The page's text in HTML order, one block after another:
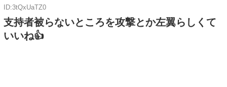
ID:3tQxUaTZ0
支持者被らないところを攻撃とか左翼らしくて
いいね👍